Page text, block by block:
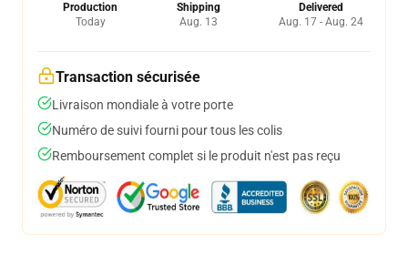
Production
Today
Shipping
Aug. 13
Delivered
Aug. 17 - Aug. 24
Transaction sécurisée
Livraison mondiale à votre porte
Numéro de suivi fourni pour tous les colis
Remboursement complet si le produit n'est pas reçu